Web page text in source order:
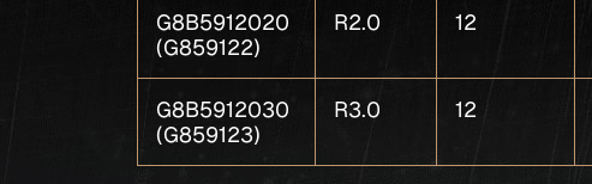
G8B5912020
(G859122)
R2.0 12
G8B5912030
(G859123)
R3.0 12